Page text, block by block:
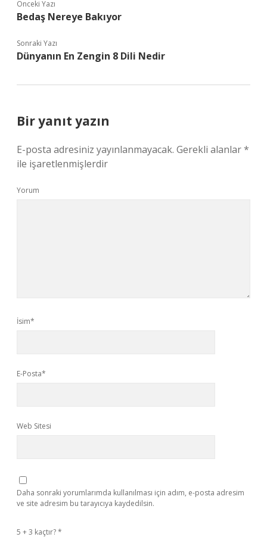
Önceki Yazı
Bedaş Nereye Bakıyor
Sonraki Yazı
Dünyanın En Zengin 8 Dili Nedir
Bir yanıt yazın
E-posta adresiniz yayınlanmayacak. Gerekli alanlar*
ile işaretlenmişlerdir
Yorum
İsim*
E-Posta*
Web Sitesi
Daha sonraki yorumlarımda kullanılması için adım, e-posta adresim
ve site adresim bu tarayıcıya kaydedilsin.
5 + 3 kaçtır?*